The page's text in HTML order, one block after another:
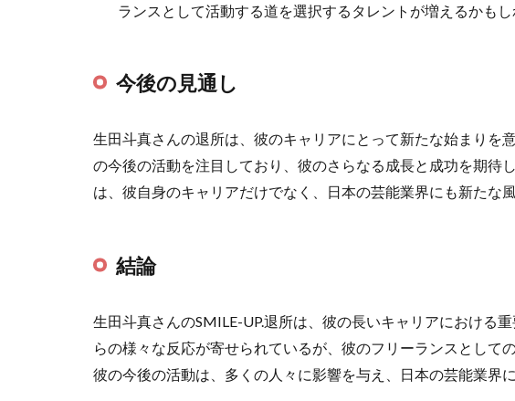
ランスとして活動する道を選択するタレントが増えるかもし
今後の見通し
生田斗真さんの退所は、彼のキャリアにとって新たな始まりを
の今後の活動を注目しており、彼のさらなる成長と成功を期待
は、彼自身のキャリアだけでなく、日本の芸能業界にも新たな
結論
生田斗真さんのSMILE-UP.退所は、彼の長いキャリアにおける
らの様々な反応が寄せられているが、彼のフリーランスとして
彼の今後の活動は、多くの人々に影響を与え、日本の芸能業界